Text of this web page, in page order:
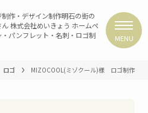
作・デザイン制作明石の街の
株式会社めいきょう ホームペ
・パンフレット・名刺・ロゴ制
MENU
ロゴ MIZOCOOL(ミゾクール)様 ロゴ制作